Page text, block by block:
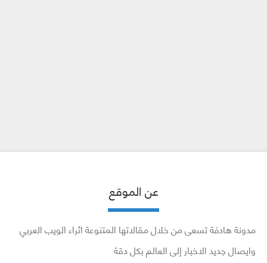
عن الموقع
مدونة هادفة تسعى من خلال مقالاتها المتنوعة اثراء الويب العربي
وايصال جديد الاخبار إلى العالم بكل دقة